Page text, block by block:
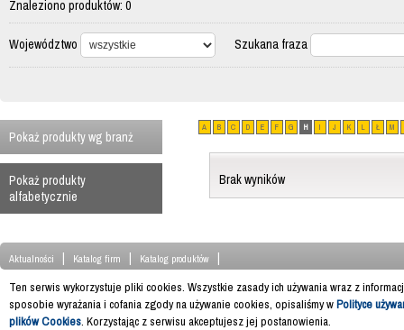
Znaleziono produktów: 0
Województwo Szukana fraza
Pokaż produkty wg branż
Pokaż produkty
alfabetycznie
A B C D E F G H I J K L Ł M
Brak wyników
Aktualności | Katalog firm | Katalog produktów
|
Ten serwis wykorzystuje pliki cookies. Wszystkie zasady ich używania wraz z
sposobie wyrażania i cofania zgody na używanie cookies, opisaliśmy wPolityce
plików Cookies. Korzystając z serwisu akceptujesz jej postanowienia.